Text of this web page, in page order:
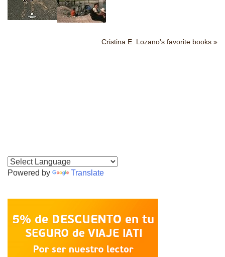
Cristina E. Lozano's favorite books »
Powered by Translate